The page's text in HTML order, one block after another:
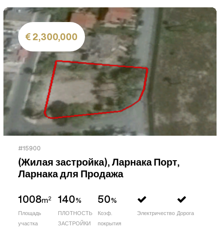
2,300,000
#15900
(Жилая застройка), Ларнака Порт,
Ларнака для Продажа
1008m2
Площадь
участка
140%
ПЛОТНОСТЬ
ЗАСТРОЙКИ
50%
Коэф.
покрытия
Электричество Дорога